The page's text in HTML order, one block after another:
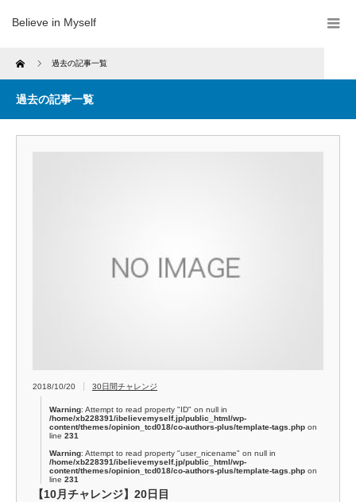
Believe in Myself
Home 過去の記事一覧
過去の記事一覧
2018/10/20 30日間チャレンジ
Warning: Attempt to read property "ID" on null in
/home/xb228391/ibelievemyself.jp/public_html/wp-
content/themes/opinion_tcd018/co-authors-plus/template-tags.php on
line 231
Warning: Attempt to read property "user_nicename" on null in
/home/xb228391/ibelievemyself.jp/public_html/wp-
content/themes/opinion_tcd018/co-authors-plus/template-tags.php on
line 231
【10月チャレンジ】20日目